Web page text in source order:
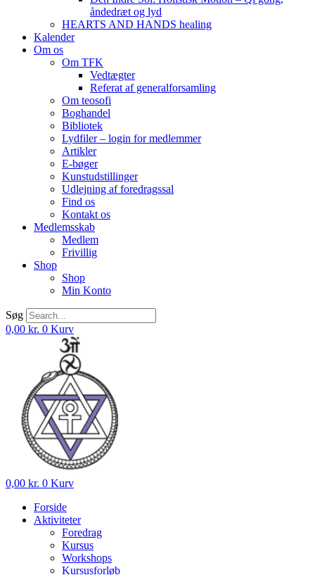
åndedræt og lyd
HEARTS AND HANDS healing
Kalender
Om os
Om TFK
Vedtægter
Referat af generalforsamling
Om teosofi
Boghandel
Bibliotek
Lydfiler – login for medlemmer
Artikler
E-bøger
Kunstudstillinger
Udlejning af foredragssal
Find os
Kontakt os
Medlemsskab
Medlem
Frivillig
Shop
Shop
Min Konto
Søg
0,00 kr. 0 Kurv
0,00 kr. 0 Kurv
Forside
Aktiviteter
Foredrag
Kursus
Workshops
Kursusforløb